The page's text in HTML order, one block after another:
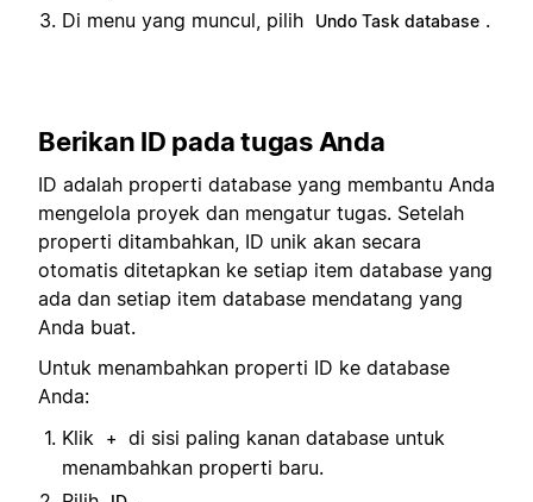
Di menu yang muncul, pilih
Undo Task database .
Berikan ID pada tugas Anda
ID adalah properti database yang membantu Anda
mengelola proyek dan mengatur tugas. Setelah
properti ditambahkan, ID unik akan secara
otomatis ditetapkan ke setiap item database yang
ada dan setiap item database mendatang yang
Anda buat.
Untuk menambahkan properti ID ke database
Anda:
Klik
+
di sisi paling kanan database untuk
menambahkan properti baru.